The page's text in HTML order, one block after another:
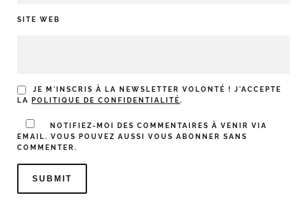
SITE WEB
JE M'INSCRIS À LA NEWSLETTER VOLONTÉ ! J'ACCEPTE
LA
POLITIQUE DE CONFIDENTIALITÉ.
NOTIFIEZ-MOI DES COMMENTAIRES À VENIR VIA
EMAIL. VOUS POUVEZ AUSSI VOUS ABONNER
SANS
COMMENTER.